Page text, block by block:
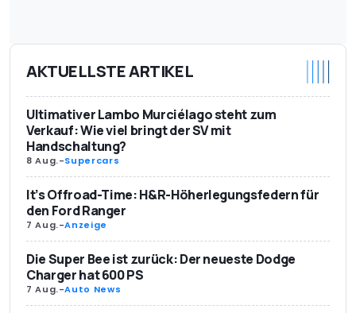
AKTUELLSTE ARTIKEL
Ultimativer Lambo Murciélago steht zum
Verkauf: Wie viel bringt der SV mit
Handschaltung?
8 Aug.-Supercars
It’s Offroad-Time: H&R-Höherlegungsfedern für
den Ford Ranger
7 Aug.-Anzeige
Die Super Bee ist zurück: Der neueste Dodge
Charger hat 600 PS
7 Aug.-Auto News